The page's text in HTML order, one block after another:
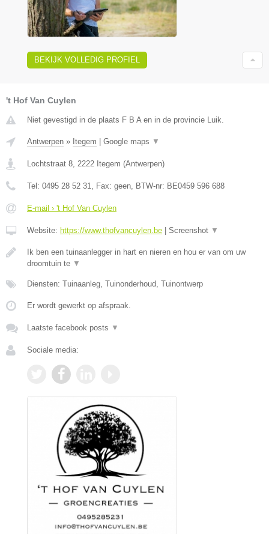
BEKIJK VOLLEDIG PROFIEL
't Hof Van Cuylen
Niet gevestigd in de plaats F B A en in de provincie Luik.
Antwerpen » Itegem Google maps ▼
Lochtstraat 8, 2222 Itegem (Antwerpen)
Tel: 0495 28 52 31, Fax: geen, BTW-nr: BE0459 596 688
E-mail › 't Hof Van Cuylen
Website: https://www.thofvancuylen.be Screenshot ▼
Ik ben een tuinaanlegger in hart en nieren en hou er van om uw
droomtuin te ▼
Diensten: Tuinaanleg, Tuinonderhoud, Tuinontwerp
Er wordt gewerkt op afspraak.
Laatste facebook posts ▼
Sociale media: